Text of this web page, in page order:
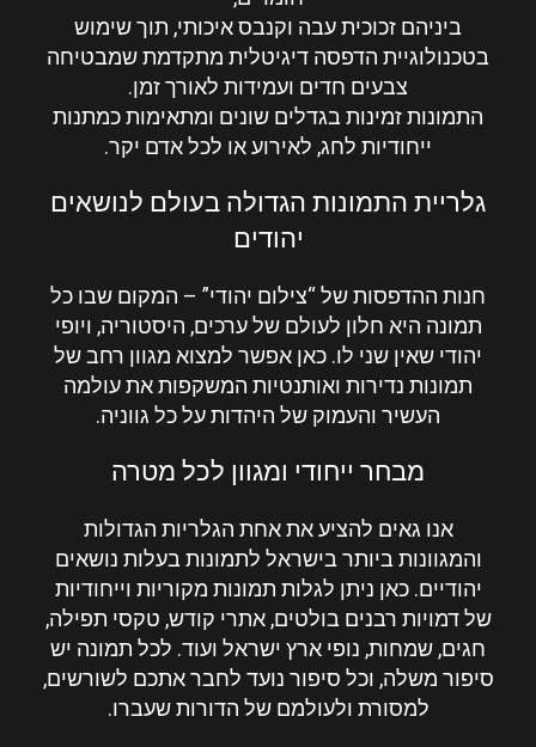
ביניהם זכוכית עבה וקנבס איכותי, תוך שימוש
בטכנולוגיית הדפסה דיגיטלית מתקדמת שמבטיחה
צבעים חדים ועמידות לאורך זמן.
התמונות זמינות בגדלים שונים ומתאימות כמתנות
ייחודיות לחג, לאירוע או לכל אדם יקר.
גלריית התמונות הגדולה בעולם לנושאים
יהודים
חנות ההדפסות של “צילום יהודי” – המקום שבו כל
תמונה היא חלון לעולם של ערכים, היסטוריה, ויופי
יהודי שאין שני לו. כאן אפשר למצוא מגוון רחב של
תמונות נדירות ואותנטיות המשקפות את עולמה
העשיר והעמוק של היהדות על כל גווניה.
מבחר ייחודי ומגוון לכל מטרה
אנו גאים להציע את אחת הגלריות הגדולות
והמגוונות ביותר בישראל לתמונות בעלות נושאים
יהודיים. כאן ניתן לגלות תמונות מקוריות וייחודיות
של דמויות רבנים בולטים, אתרי קודש, טקסי תפילה,
חגים, שמחות, נופי ארץ ישראל ועוד. לכל תמונה יש
סיפור משלה, וכל סיפור נועד לחבר אתכם לשורשים,
למסורת ולעולמם של הדורות שעברו.